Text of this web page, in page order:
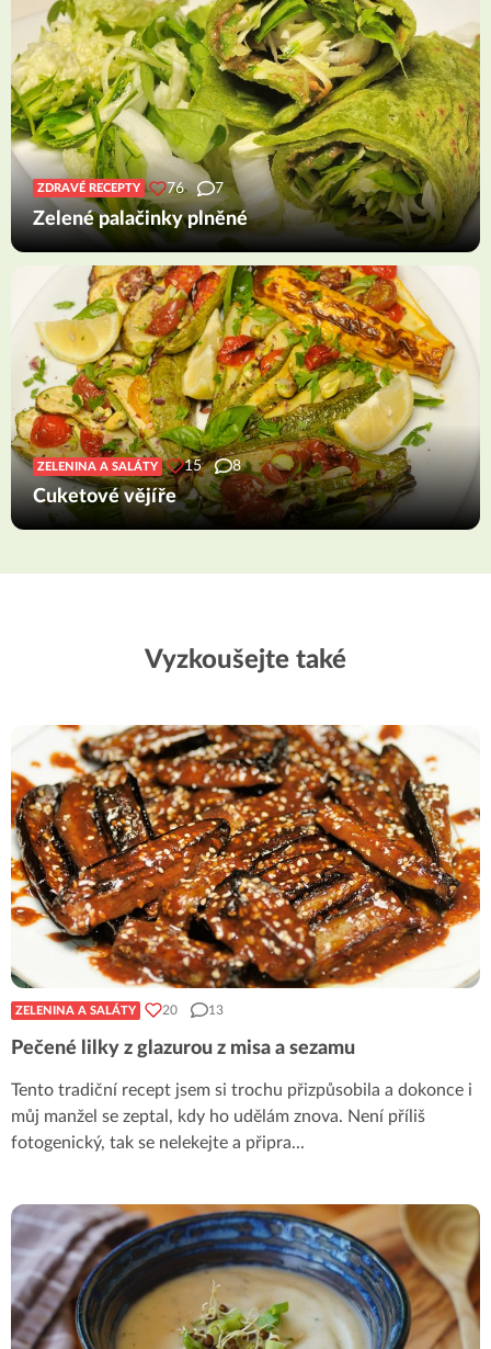
ZDRAVÉ RECEPTY 76 7
Zelené palačinky plněné
ZELENINA A SALÁTY 15 8
Cuketové vějíře
Vyzkoušejte také
ZELENINA A SALÁTY 20 13
Pečené lilky z glazurou z misa a sezamu
Tento tradiční recept jsem si trochu přizpůsobila a dokonce i
můj manžel se zeptal, kdy ho udělám znova. Není příliš
fotogenický, tak se nelekejte a připra...